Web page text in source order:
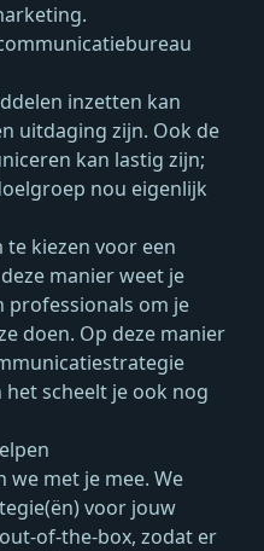
inzetten kan
uitdaging zijn. Ook de
kan lastig zijn;
nou eigenlijk
te kiezen voor een
manier weet je
professionals om je
doen. Op deze manier
scheelt je ook nog
we met je mee. We
voor jouw
of-the-box, zodat er